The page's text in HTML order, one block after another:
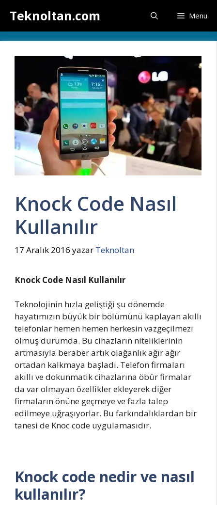
atlaTeknoltan.com Menu
Knock Code Nasıl
Kullanılır
17 Aralık 2016 yazar Teknoltan
Knock Code Nasıl Kullanılır
Teknolojinin hızla geliştiği şu dönemde
hayatımızın büyük bir bölümünü kaplayan akıllı
telefonlar hemen hemen herkesin vazgeçilmezi
olmuş durumda. Bu cihazların niteliklerinin
artmasıyla beraber artık olağanlık ağır ağır
ortadan kalkmaya başladı. Telefon firmaları
akıllı ve dokunmatik cihazlarına öbür firmalar
da var olmayan özellikler ekleyerek diğer
firmaların önüne geçmeye ve fazla talep
edilmeye uğraşıyorlar. Bu farkındalıklardan bir
tanesi de Knoc code uygulamasıdır.
Knock code nedir ve nasıl
kullanılır?